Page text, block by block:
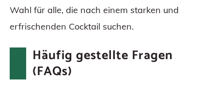
Wahl für alle, die nach einem starken und
erfrischenden Cocktail suchen.
Häufig gestellte Fragen
(FAQs)